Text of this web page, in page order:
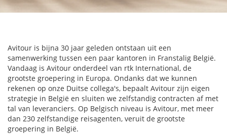
Avitour is bijna 30 jaar geleden ontstaan uit een
samenwerking tussen een paar kantoren in Franstalig België.
Vandaag is Avitour onderdeel van rtk International, de
grootste groepering in Europa. Ondanks dat we kunnen
rekenen op onze Duitse collega's, bepaalt Avitour zijn eigen
strategie in België en sluiten we zelfstandig contracten af met
tal van leveranciers. Op Belgisch niveau is Avitour, met meer
dan 230 zelfstandige reisagenten, veruit de grootste
groepering in België.